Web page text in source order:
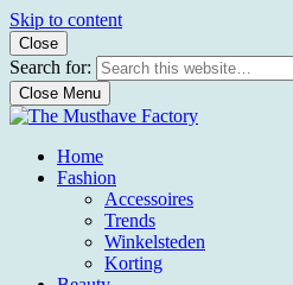
Skip to content
Close
Search for:
Close Menu
The Musthave Factory
Home
Fashion
Accessoires
Trends
Winkelsteden
Korting